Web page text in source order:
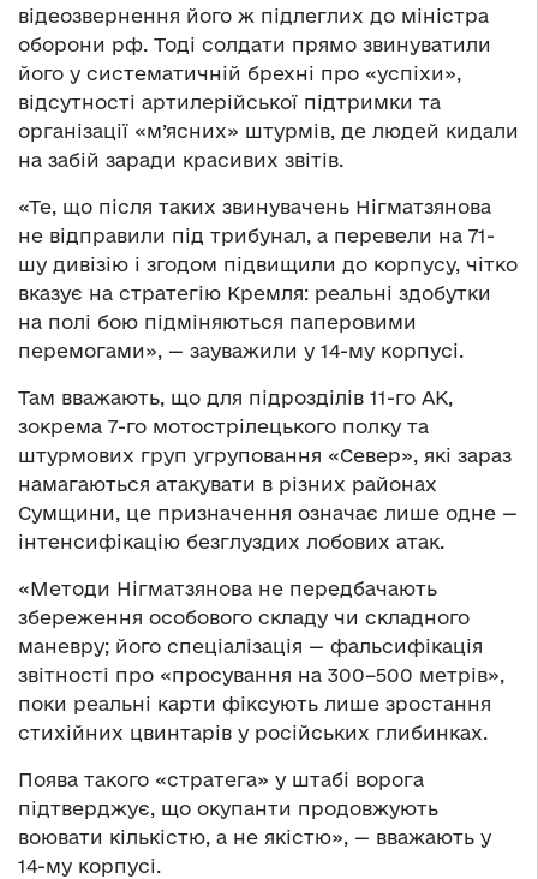
відеозвернення його ж підлеглих до міністра
оборони рф. Тоді солдати прямо звинуватили
його у систематичній брехні про «успіхи»,
відсутності артилерійської підтримки та
організації «м’ясних» штурмів, де людей кидали
на забій заради красивих звітів.
«Те, що після таких звинувачень Нігматзянова
не відправили під трибунал, а перевели на 71-
шу дивізію і згодом підвищили до корпусу, чітко
вказує на стратегію Кремля: реальні здобутки
на полі бою підміняються паперовими
перемогами», — зауважили у 14-му корпусі.
Там вважають, що для підрозділів 11-го АК,
зокрема 7-го мотострілецького полку та
штурмових груп угруповання «Север», які зараз
намагаються атакувати в різних районах
Сумщини, це призначення означає лише одне —
інтенсифікацію безглуздих лобових атак.
«Методи Нігматзянова не передбачають
збереження особового складу чи складного
маневру; його спеціалізація — фальсифікація
звітності про «просування на 300–500 метрів»,
поки реальні карти фіксують лише зростання
стихійних цвинтарів у російських глибинках.
Поява такого «стратега» у штабі ворога
підтверджує, що окупанти продовжують
воювати кількістю, а не якістю», — вважають у
14-му корпусі.